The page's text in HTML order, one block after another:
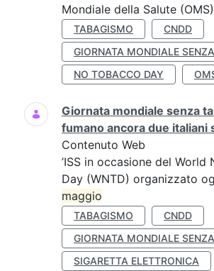
Mondiale della Salute
TABAGISMO
CNDD
GIORNATA MONDIALE
NO TOBACCO DAY
Giornata mondiale senza
fumano ancora due italiani
Contenuto Web
’ISS in occasione del World
Day (WNTD) organizzato
maggio
TABAGISMO
CNDD
GIORNATA MONDIALE
SIGARETTA ELETTRONICA